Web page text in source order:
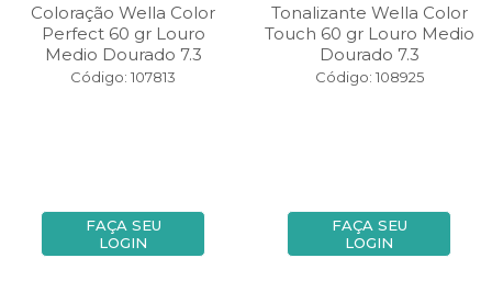
Coloração Wella Color
Perfect 60 gr Louro
Medio Dourado 7.3
Código: 107813
FAÇA SEU
LOGIN
Tonalizante Wella Color
Touch 60 gr Louro Medio
Dourado 7.3
Código: 108925
FAÇA SEU
LOGIN